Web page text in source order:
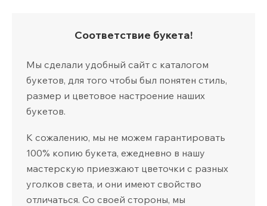
Соответствие букета!
Мы сделали удобный сайт с каталогом
букетов, для того чтобы был понятен стиль,
размер и цветовое настроение наших
букетов.
К сожалению, мы не можем гарантировать
100% копию букета, ежедневно в нашу
мастерскую приезжают цветочки с разных
уголков света, и они имеют свойство
отличаться. Со своей стороны, мы